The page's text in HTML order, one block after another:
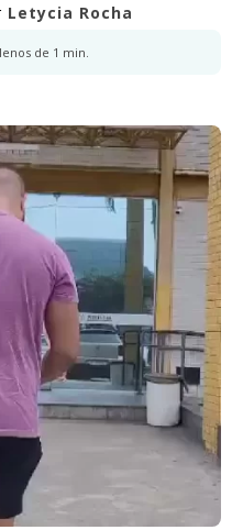
Letycia Rocha
de 1 min.